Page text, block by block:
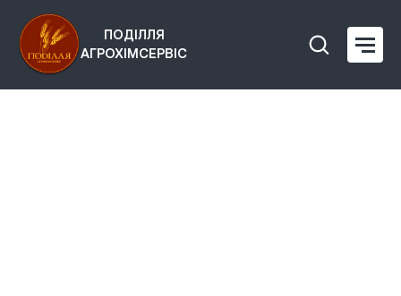
ПОДІЛЛЯ
АГРОХІМСЕРВІС